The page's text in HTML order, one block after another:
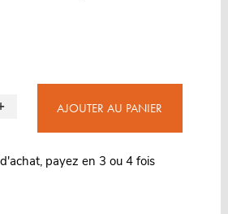
AJOUTER AU PANIER
payez en 3 ou 4 fois